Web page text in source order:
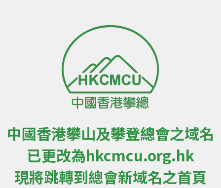
中國香港攀山及攀登總會之域名
已更改為hkcmcu.org.hk
現將跳轉到總會新域名之首頁